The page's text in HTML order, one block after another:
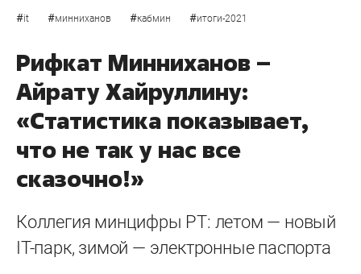
#it #минниханов #кабмин #итоги-2021
Рифкат Минниханов –
Айрату Хайруллину:
«Статистика показывает,
что не так у нас все
сказочно!»
Коллегия минцифры РТ: летом — новый
IT-парк, зимой — электронные паспорта